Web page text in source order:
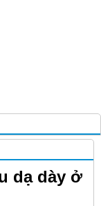
dạ dày ở